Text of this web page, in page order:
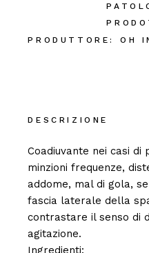
PRODUTTORE:
OH
DESCRIZIONE
Coadiuvante nei casi
minzioni frequenze,
addome, mal di gola,
fascia laterale della
contrastare il senso di
agitazione.
Ingredienti: